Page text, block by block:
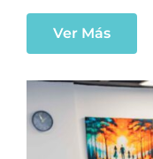
Ver Más